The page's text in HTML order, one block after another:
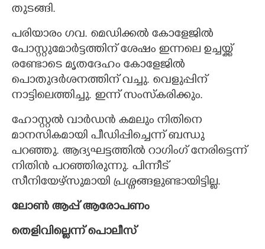
തുടങ്ങി.
പരിയാരം ഗവ. മെഡിക്കൽ കോളേജിൽ
പോസ്റ്റുമോർട്ടത്തിന് ശേഷം ഇന്നലെ ഉച്ചയ്ക്ക്
രണ്ടോടെ മൃതദേഹം കോളേജിൽ
പൊതുദർശനത്തിന് വച്ചു. വെളുപ്പിന്
നാട്ടിലെത്തിച്ചു. ഇന്ന് സംസ്കരിക്കും.
ഹോസ്റ്റൽ വാർഡൻ കമലും നിതിനെ
മാനസികമായി പീഡിപ്പിച്ചെന്ന് ബന്ധു
പറഞ്ഞു. ആദ്യഘട്ടത്തിൽ റാഗിംഗ് നേരിട്ടെന്ന്
നിതിൻ പറഞ്ഞിരുന്നു. പിന്നീട്
സീനിയേഴ്സുമായി പ്രശ്നങ്ങളുണ്ടായിട്ടില്ല.
ലോൺ ആപ്പ് ആരോപണം
തെളിവില്ലെന്ന് പൊലീസ്